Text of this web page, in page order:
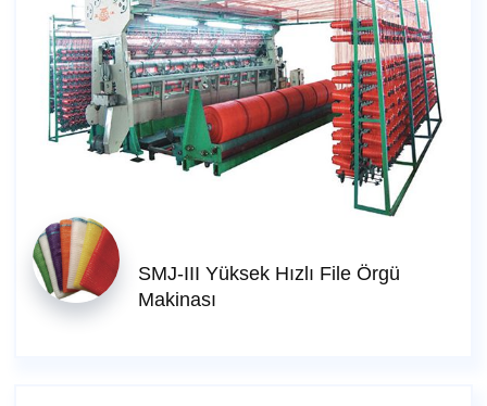
SMJ-III Yüksek Hızlı File Örgü
Makinası